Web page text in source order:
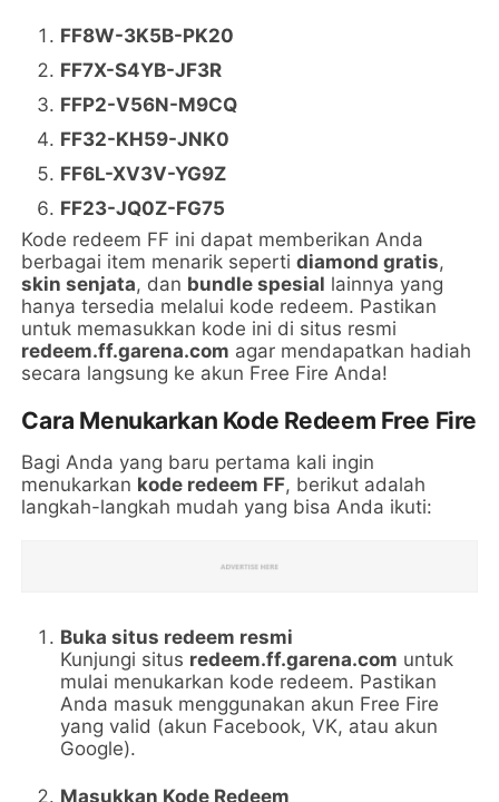
FF8W-3K5B-PK20
FF7X-S4YB-JF3R
FFP2-V56N-M9CQ
FF32-KH59-JNK0
FF6L-XV3V-YG9Z
FF23-JQ0Z-FG75
Kode redeem FF ini dapat memberikan Anda
berbagai item menarik sepertidiamond gratis,
skin senjata, dan bundle spesial lainnya yang
hanya tersedia melalui kode redeem. Pastikan
untuk memasukkan kode ini di situs resmi
redeem.ff.garena.com agar mendapatkan hadiah
secara langsung ke akun Free Fire Anda!
Cara Menukarkan Kode Redeem Free Fire
Bagi Anda yang baru pertama kali ingin
menukarkan kode redeem FF, berikut adalah
langkah-langkah mudah yang bisa Anda ikuti:
Buka situs redeem resmi
Kunjungi situs redeem.ff.garena.com untuk
mulai menukarkan kode redeem. Pastikan
Anda masuk menggunakan akun Free Fire
yang valid (akun Facebook, VK, atau akun
Google).
Masukkan Kode Redeem